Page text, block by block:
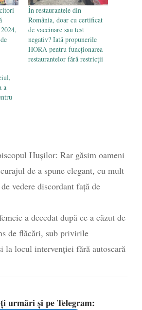
În restaurantele din
România, doar cu certificat
de vaccinare sau test
negativ? Iată propunerile
HORA pentru funcționarea
restaurantelor fără restricții
a
Hușilor: Rar găsim oameni
de a spune elegant, cu mult
vedere discordant față de
a decedat după ce a căzut de
de flăcări, sub privirile
la locul intervenției fără autoscară
urmări și pe Telegram: